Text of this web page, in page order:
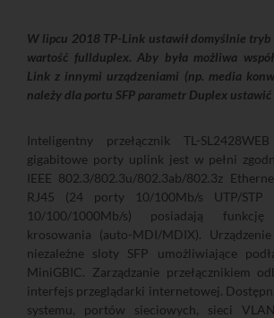
W lipcu 2018 TP-Link ustawił domyślnie tryb
wartość fullduplex. Aby była możliwa
Link z innymi urządzeniami (np. media
należy dla portu SFP parametr Duplex ustawić
Inteligentny przełącznik TL-
gigabitowe porty uplink jest w pełni
IEEE 802.3/802.3u/802.3ab/802.3z
RJ45 (24 porty 10/100Mb/s UTP/
10/100/1000Mb/s) posiadają funkcję
krosowania (auto-MDI/MDIX).
niezależne sloty SFP umożliwiające
MiniGBIC. Zarządzanie przełącznikiem
interfejs przeglądarki internetowej.
systemu, portów sieciowych, sieci